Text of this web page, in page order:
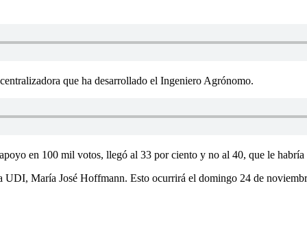
que ha desarrollado el Ingeniero Agrónomo.
en 100 mil votos, llegó al 33 por ciento y no al 40, que le
UDI, María José Hoffmann. Esto ocurrirá el domingo 24 de